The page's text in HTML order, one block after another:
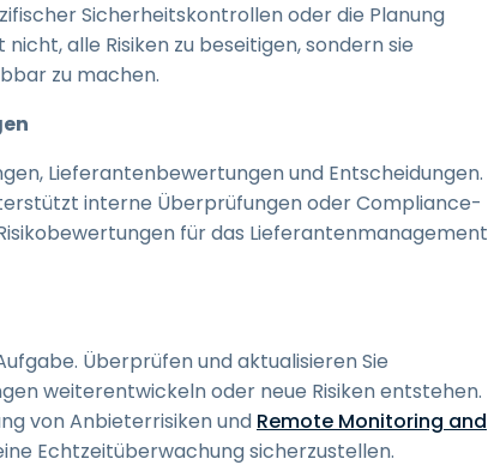
Sicherheitskontrollen oder die Planung
alle Risiken zu beseitigen, sondern sie
zu machen.
Lieferantenbewertungen und Entscheidungen.
interne Überprüfungen oder Compliance-
für das Lieferantenmanagement
Überprüfen und aktualisieren Sie
weiterentwickeln oder neue Risiken entstehen.
von Anbieterrisiken und Remote Monitoring and
Echtzeitüberwachung sicherzustellen.